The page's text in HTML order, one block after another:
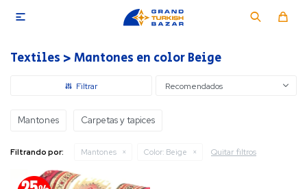

Textiles > Mantones en color Beige
Recomendados
Mantones Carpetas y tapices
Filtrando por: Mantones Color: Beige Quitar filtros